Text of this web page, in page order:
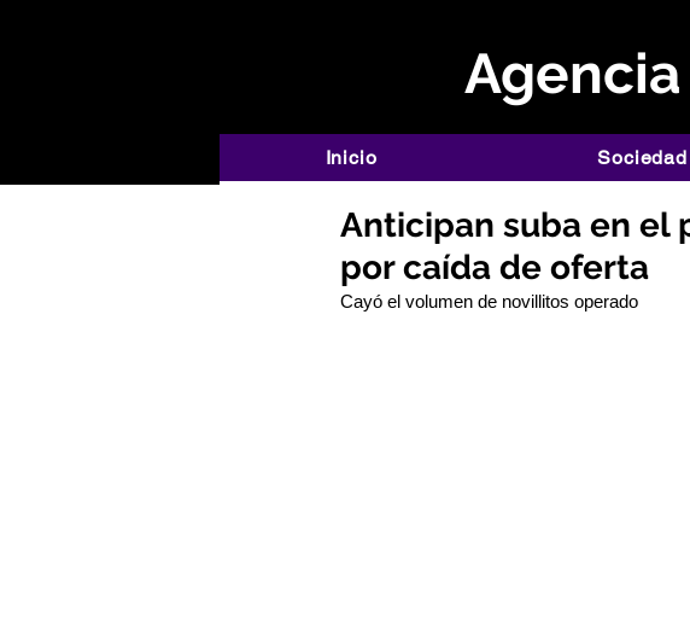
Inicio Sociedad
Anticipan suba en el
por caída de oferta
Cayó el volumen de novillitos operado